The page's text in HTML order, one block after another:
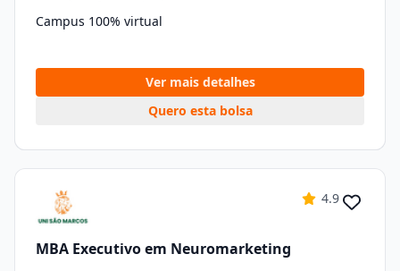
Campus 100% virtual
Ver mais detalhes
Quero esta bolsa
4.9
MBA Executivo em Neuromarketing